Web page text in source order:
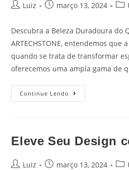
Luiz março 13, 2024
Descubra a Beleza Duradoura do
ARTECHSTONE, entendemos que
quando se trata de transformar
oferecemos uma ampla gama de
Continue Lendo
Eleve Seu Design
Luiz março 13, 2024